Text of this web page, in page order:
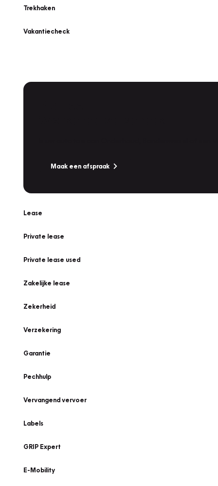
Trekhaken
Vakantiecheck
Maak een afspraak
Lease
Private lease
Private lease used
Zakelijke lease
Zekerheid
Verzekering
Garantie
Pechhulp
Vervangend vervoer
Labels
GRIP Expert
E-Mobility